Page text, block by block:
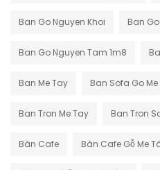
Ban Go Nguyen Khoi Ban
Ban Go Nguyen Tam 1m8
Ban Me Tay Ban Sofa Go
Ban Tron Me Tay Ban Tron
Bàn Cafe Bàn Cafe Gỗ Me